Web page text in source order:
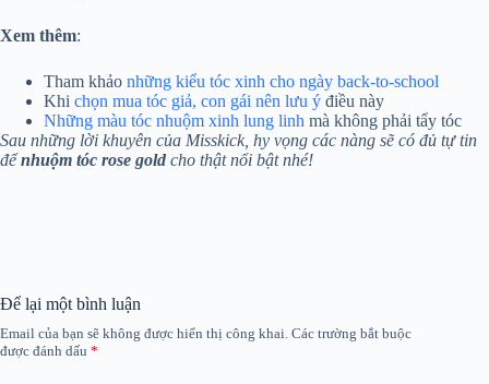
Xem thêm:
Tham khảo những kiểu tóc xinh cho ngày back-to-school
Khi chọn mua tóc giả, con gái nên lưu ý điều này
Những màu tóc nhuộm xinh lung linh mà không phải tẩy tóc
Sau những lời khuyên của Misskick, hy vọng các nàng sẽ có đủ tự tin
đểnhuộm tóc rose gold cho thật nổi bật nhé!
Để lại một bình luận
Email của bạn sẽ không được hiển thị công khai. Các trường bắt buộc
được đánh dấu *